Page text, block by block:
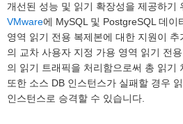
개선된 성능 및 읽기 확장성을 제공하기
VMware에 MySQL 및 PostgreSQL 데이
영역 읽기 전용 복제본에 대한 지원이
의 교차 사용자 지정 가용 영역 읽기 전
의 읽기 트래픽을 처리함으로써 총 읽기
또한 소스 DB 인스턴스가 실패할 경우
인스턴스로 승격할 수 있습니다.